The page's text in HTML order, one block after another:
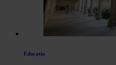
Educatiu